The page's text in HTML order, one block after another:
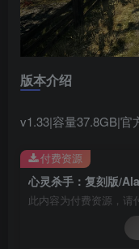
版本介绍
v1.33|容量37.8GB|官
心灵杀手：复刻版/
此内容为付费资源，请
付费资源